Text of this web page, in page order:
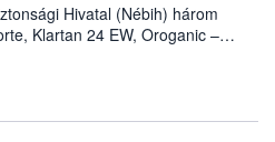
Hivatal (Nébih) három
Klartan 24 EW, Oroganic –
így azok a szüretet követően,
91) stádiumáig
a károsító elleni további